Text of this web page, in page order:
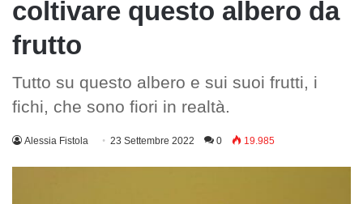
coltivare questo albero da
frutto
Tutto su questo albero e sui suoi frutti, i
fichi, che sono fiori in realtà.
Alessia Fistola 23 Settembre 2022 0 19.985